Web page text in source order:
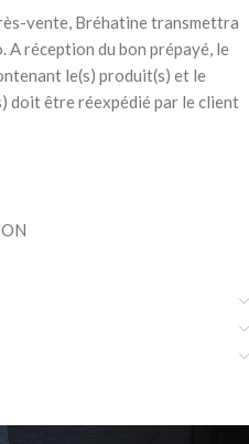
vente, Bréhatine transmettra
A réception du bon prépayé, le
le(s) produit(s) et le
doit être réexpédié par le client